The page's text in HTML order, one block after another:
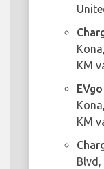
KM
EVgo
KM
Blvd,